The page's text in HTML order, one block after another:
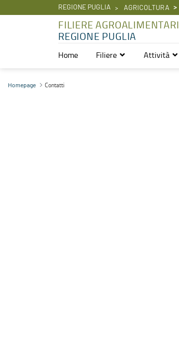
REGIONE PUGLIA AGRICOLTURA
FILIERE AGROALIMENTARI
REGIONE PUGLIA
Home Filiere Attività
Contatti - Filiere Agroalimentari
Homepage Contatti